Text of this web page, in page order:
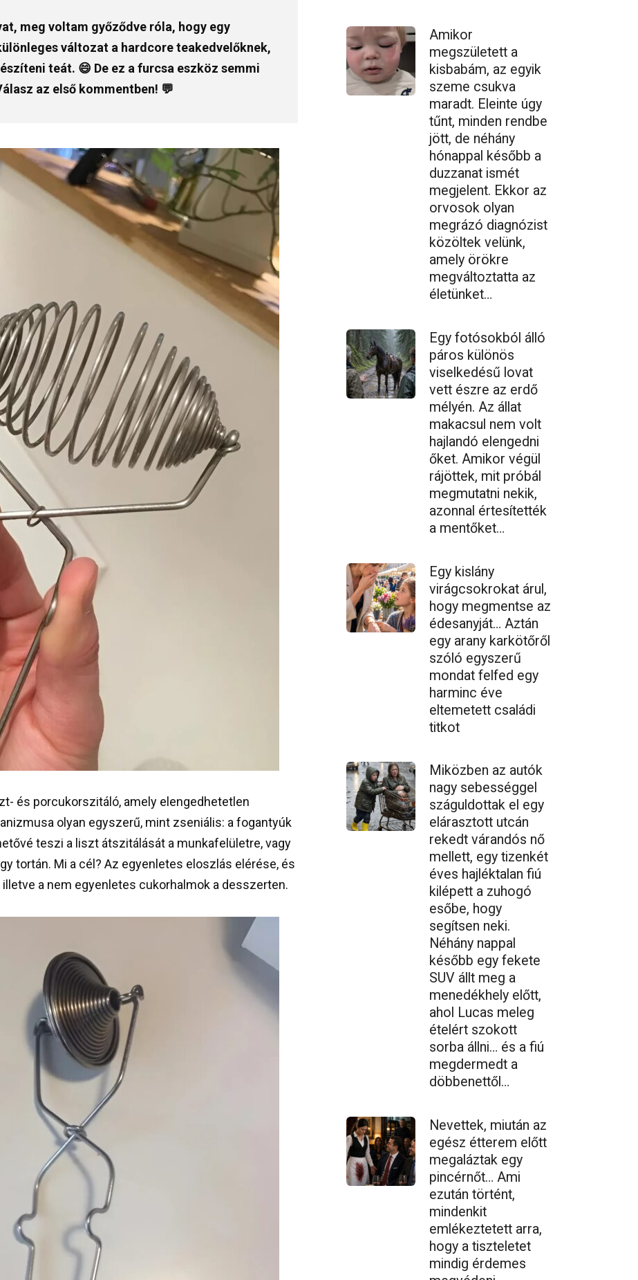
meg voltam győződve róla, hogy egy
változat a hardcore teakedvelőknek,
teát. 😄 De ez a furcsa eszköz semmi
az első kommentben! 💬
és porcukorszitáló, amely elengedhetetlen
olyan egyszerű, mint zseniális: a fogantyúk
teszi a liszt átszitálását a munkafelületre, vagy
tortán. Mi a cél? Az egyenletes eloszlás elérése, és
a nem egyenletes cukorhalmok a desszerten.
Amikor
megszületett a
kisbabám, az egyik
szeme csukva
maradt. Eleinte úgy
tűnt, minden rendbe
jött, de néhány
hónappal később a
duzzanat ismét
megjelent. Ekkor az
orvosok olyan
megrázó diagnózist
közöltek velünk,
amely örökre
megváltoztatta az
életünket…
Egy fotósokból álló
páros különös
viselkedésű lovat
vett észre az erdő
mélyén. Az állat
makacsul nem volt
hajlandó elengedni
őket. Amikor végül
rájöttek, mit próbál
megmutatni nekik,
azonnal értesítették
a mentőket…
Egy kislány
virágcsokrokat árul,
hogy megmentse az
édesanyját… Aztán
egy arany karkötőről
szóló egyszerű
mondat felfed egy
harminc éve
eltemetett családi
titkot
Miközben az autók
nagy sebességgel
száguldottak el egy
elárasztott utcán
rekedt várandós nő
mellett, egy tizenkét
éves hajléktalan fiú
kilépett a zuhogó
esőbe, hogy
segítsen neki.
Néhány nappal
később egy fekete
SUV állt meg a
menedékhely előtt,
ahol Lucas meleg
ételért szokott
sorba állni… és a fiú
megdermedt a
döbbenettől…
Nevettek, miután az
egész étterem előtt
megaláztak egy
pincérnőt… Ami
ezután történt,
mindenkit
emlékeztetett arra,
hogy a tiszteletet
mindig érdemes